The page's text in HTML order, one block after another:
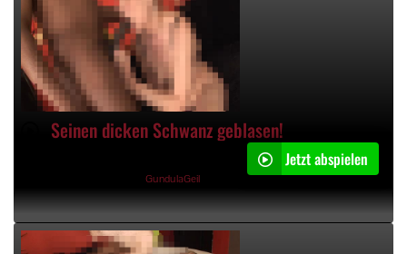
Seinen dicken Schwanz geblasen!
GundulaGeil
Jetzt abspielen